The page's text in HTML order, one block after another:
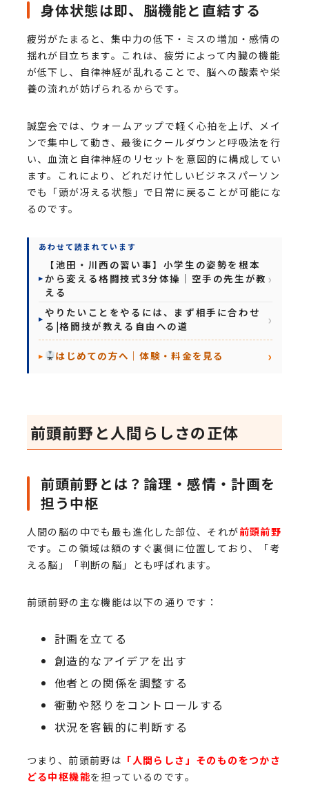
身体状態は即、脳機能と直結する
疲労がたまると、集中力の低下・ミスの増加・感情の
揺れが目立ちます。これは、疲労によって内臓の機能
が低下し、自律神経が乱れることで、脳への酸素や栄
養の流れが妨げられるからです。
誠空会では、ウォームアップで軽く心拍を上げ、メイ
ンで集中して動き、最後にクールダウンと呼吸法を行
い、血流と自律神経のリセットを意図的に構成してい
ます。これにより、どれだけ忙しいビジネスパーソン
でも「頭が冴える状態」で日常に戻ることが可能にな
るのです。
あわせて読まれています
【池田・川西の習い事】小学生の姿勢を根本
から変える格闘技式3分体操｜空手の先生が教
える
やりたいことをやるには、まず相手に合わせ
る|格闘技が教える自由への道
はじめての方へ｜体験・料金を見る
前頭前野と人間らしさの正体
前頭前野とは？論理・感情・計画を
担う中枢
人間の脳の中でも最も進化した部位、それが前頭前野
です。この領域は額のすぐ裏側に位置しており、「考
える脳」「判断の脳」とも呼ばれます。
前頭前野の主な機能は以下の通りです：
計画を立てる
創造的なアイデアを出す
他者との関係を調整する
衝動や怒りをコントロールする
状況を客観的に判断する
つまり、前頭前野は 「人間らしさ」そのものをつかさ
どる中枢機能を担っているのです。